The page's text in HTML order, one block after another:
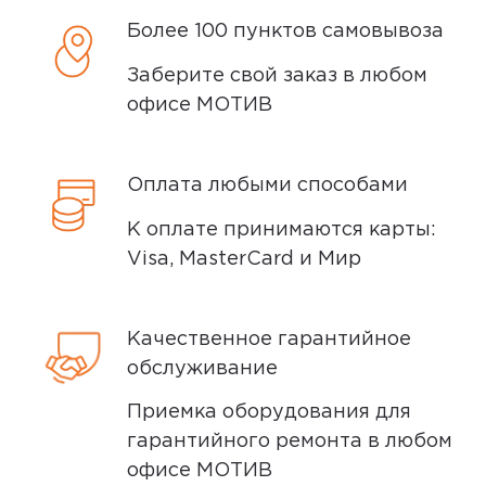
после того, как вы подтвердите заказ.
Доставка курьером
следующий день после заказа (если
заказ был оформлен до 15.00). Вы можете
выбрать время доставки и удобный для
вас способ оплаты. Все детали вы
специалистом после оформления
покупки.
Условия доставки
Доставка заказов производится
Более 100 пунктов самовывоза
Заберите свой заказ в любом
офисе МОТИВ
Оплата любыми способами
К оплате принимаются карты:
Visa, MasterCard и Мир
Качественное гарантийное
обслуживание
Приемка оборудования для
гарантийного ремонта в любом
офисе МОТИВ